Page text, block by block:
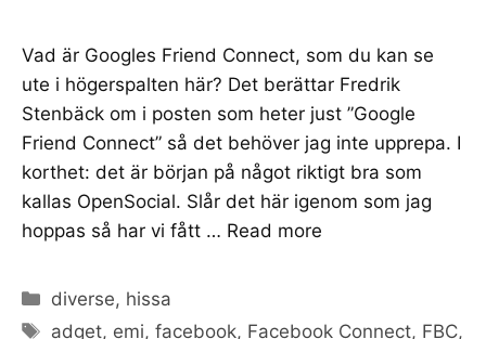
Vad är Googles Friend Connect, som du kan se
ute i högerspalten här? Det berättar Fredrik
Stenbäck om i posten som heter just ”Google
Friend Connect” så det behöver jag inte upprepa. I
korthet: det är början på något riktigt bra som
kallas OpenSocial. Slår det här igenom som jag
hoppas så har vi fått … Read more
Categories
diverse, hissa
Tags
adget, emi,facebook, Facebook Connect, FBC,